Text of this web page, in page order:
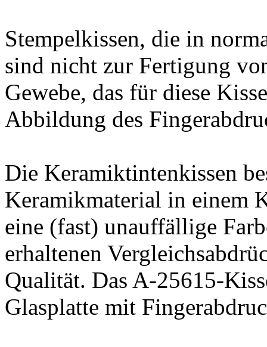
Stempelkissen, die in
sind nicht zur Fertigung
Gewebe, das für diese
Abbildung des
Die Keramiktintenkissen
Keramikmaterial in einem
eine (fast) unauffällige
erhaltenen
Qualität. Das A-25615-
Glasplatte mit